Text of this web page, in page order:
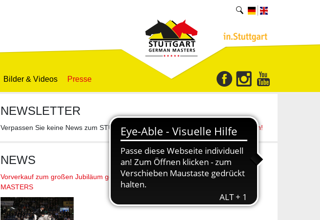
Bilder & Videos Presse
NEWSLETTER
Verpassen Sie keine News zum STUTTGART GERMAN MASTERS - Jetzt anmelden!
NEWS
Vorverkauf zum großen Jubiläum gestartet - 40. Reitturnier STUTTGART GERMAN
MASTERS